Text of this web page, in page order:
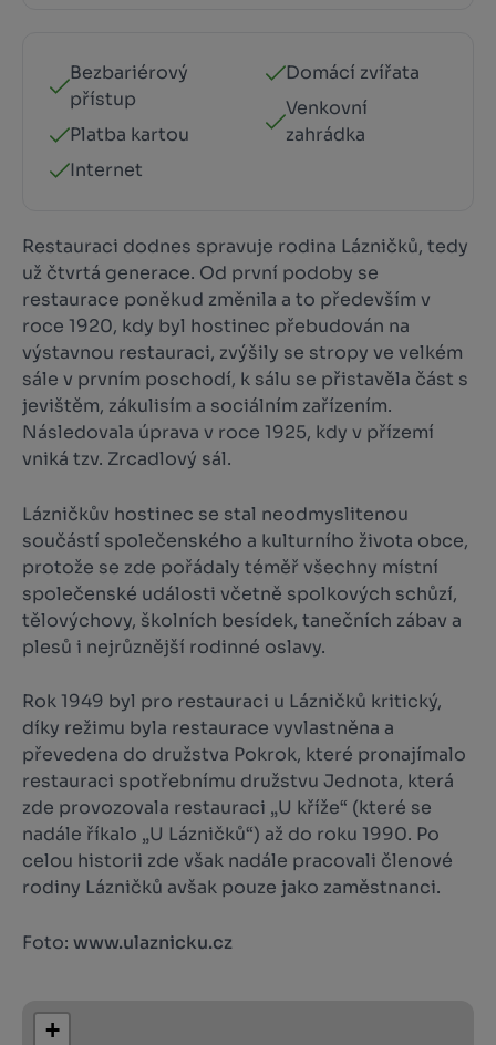
Bezbariérový
přístup
Platba kartou
Internet
Domácí zvířata
Venkovní
zahrádka
Restauraci dodnes spravuje rodina Lázničků, tedy
už čtvrtá generace. Od první podoby se
restaurace poněkud změnila a to především v
roce 1920, kdy byl hostinec přebudován na
výstavnou restauraci, zvýšily se stropy ve velkém
sále v prvním poschodí, k sálu se přistavěla část s
jevištěm, zákulisím a sociálním zařízením.
Následovala úprava v roce 1925, kdy v přízemí
vniká tzv. Zrcadlový sál.
Lázničkův hostinec se stal neodmyslitenou
součástí společenského a kulturního života obce,
protože se zde pořádaly téměř všechny místní
společenské události včetně spolkových schůzí,
tělovýchovy, školních besídek, tanečních zábav a
plesů i nejrůznější rodinné oslavy.
Rok 1949 byl pro restauraci u Lázničků kritický,
díky režimu byla restaurace vyvlastněna a
převedena do družstva Pokrok, které pronajímalo
restauraci spotřebnímu družstvu Jednota, která
zde provozovala restauraci „U kříže“ (které se
nadále říkalo „U Lázničků“) až do roku 1990. Po
celou historii zde však nadále pracovali členové
rodiny Lázničků avšak pouze jako zaměstnanci.
Foto: www.ulaznicku.cz
+